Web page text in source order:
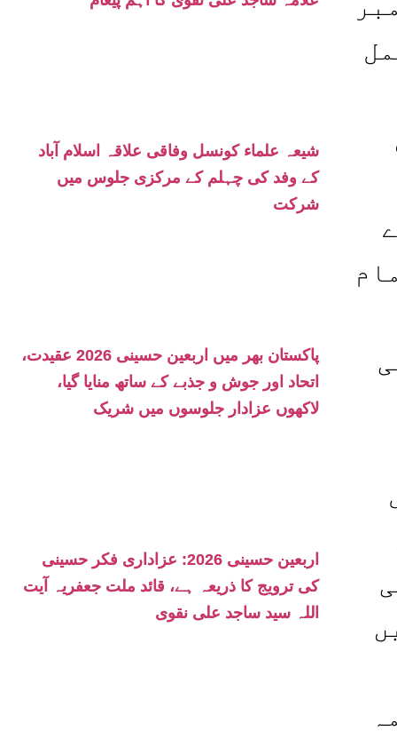
شیعہ علماء کونسل وفاقی علاقہ اسلام آباد
کے وفد کی چہلم کے مرکزی جلوس میں
شرکت
پاکستان بھر میں اربعین حسینی 2026 عقیدت،
اتحاد اور جوش و جذبے کے ساتھ منایا گیا،
لاکھوں عزادار جلوسوں میں شریک
اربعین حسینی 2026: عزاداری فکر حسینی
کی ترویج کا ذریعہ ہے، قائد ملت جعفریہ آیت
اللہ سید ساجد علی نقوی